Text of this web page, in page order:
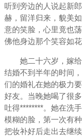
听到旁边的人说起新
赫，留洋归来，貌美
意的笑脸，心里竟也
佛他身边那个笑容如
她二十六岁，嫁
结婚不到半年的时间
们的婚礼在她的极力
好友。当晚她喝了很
吐得********。她在洗
模糊的脸，第一次有
把妆补好后走出去继